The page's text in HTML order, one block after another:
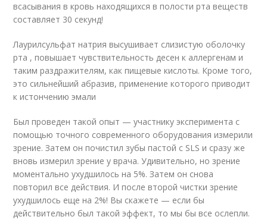
всасывания в кровь находящихся в полости рта веществ
составляет 30 секунд!
Лаурилсульфат натрия высушивает слизистую оболочку
рта , повышает чувствительность десен к аллергенам и
таким раздражителям, как пищевые кислоты. Кроме того,
это сильнейший абразив, применение которого приводит
к истончению эмали
Был проведен такой опыт — участнику эксперимента с
помощью точного современного оборудования измерили
зрение. Затем он почистил зубы пастой с SLS и сразу же
вновь измерил зрение у врача. Удивительно, но зрение
моментально ухудшилось на 5%. Затем он снова
повторил все действия. И после второй чистки зрение
ухудшилось еще на 2%! Вы скажете — если бы
действительно был такой эффект, то мы бы все ослепли.